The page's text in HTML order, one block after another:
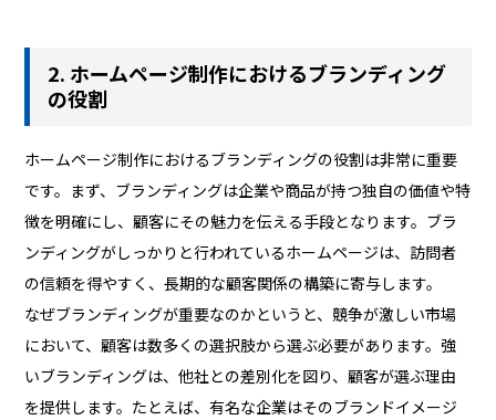
2. ホームページ制作におけるブランディング
の役割
ホームページ制作におけるブランディングの役割は非常に重要
です。まず、ブランディングは企業や商品が持つ独自の価値や特
徴を明確にし、顧客にその魅力を伝える手段となります。ブラ
ンディングがしっかりと行われているホームページは、訪問者
の信頼を得やすく、長期的な顧客関係の構築に寄与します。
なぜブランディングが重要なのかというと、競争が激しい市場
において、顧客は数多くの選択肢から選ぶ必要があります。強
いブランディングは、他社との差別化を図り、顧客が選ぶ理由
を提供します。たとえば、有名な企業はそのブランドイメージ